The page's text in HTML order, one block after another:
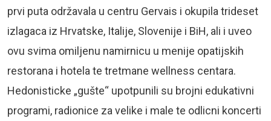
prvi puta održavala u centru Gervais i okupila trideset
izlagaca iz Hrvatske, Italije, Slovenije i BiH, ali i uveo
ovu svima omiljenu namirnicu u menije opatijskih
restorana i hotela te tretmane wellness centara.
Hedonisticke „gušte“ upotpunili su brojni edukativni
programi, radionice za velike i male te odlicni koncerti